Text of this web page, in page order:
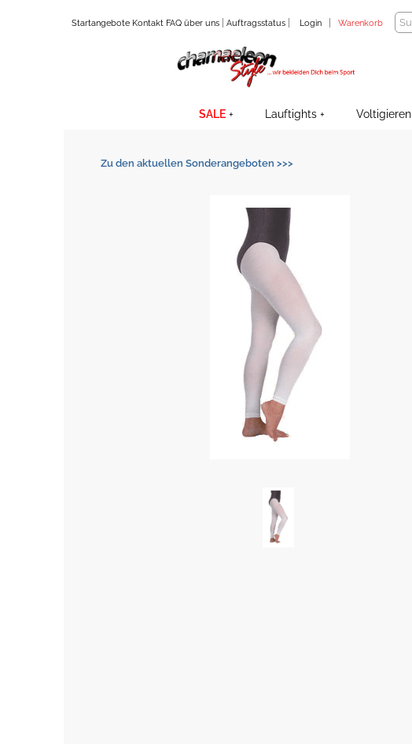
StartangeboteKontaktFAQüber uns Auftragsstatus Login Warenkorb
SALE Lauftights Voltigieren
Zu den aktuellen Sonderangeboten >>>